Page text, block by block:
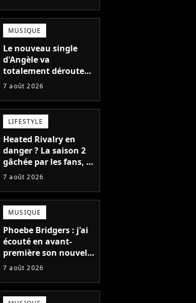
ruiner les revendeurs
MUSIQUE
Le nouveau single
d'Angèle va
totalement dérouter
le public, et c'est une
7 août 2026
LIFESTYLE
Heated Rivalry en
danger ? La saison 2
gâchée par les fans, le
créateur pousse un
7 août 2026
MUSIQUE
Phoebe Bridgers : j'ai
écouté en avant-
première son nouvel
album, c'est le bijou
7 août 2026